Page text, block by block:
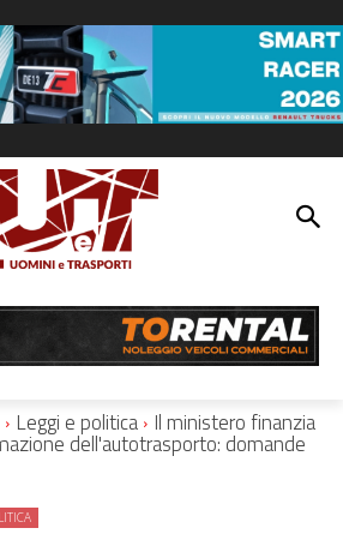
Leggi e politica Il ministero finanzia
dell'autotrasporto: domande